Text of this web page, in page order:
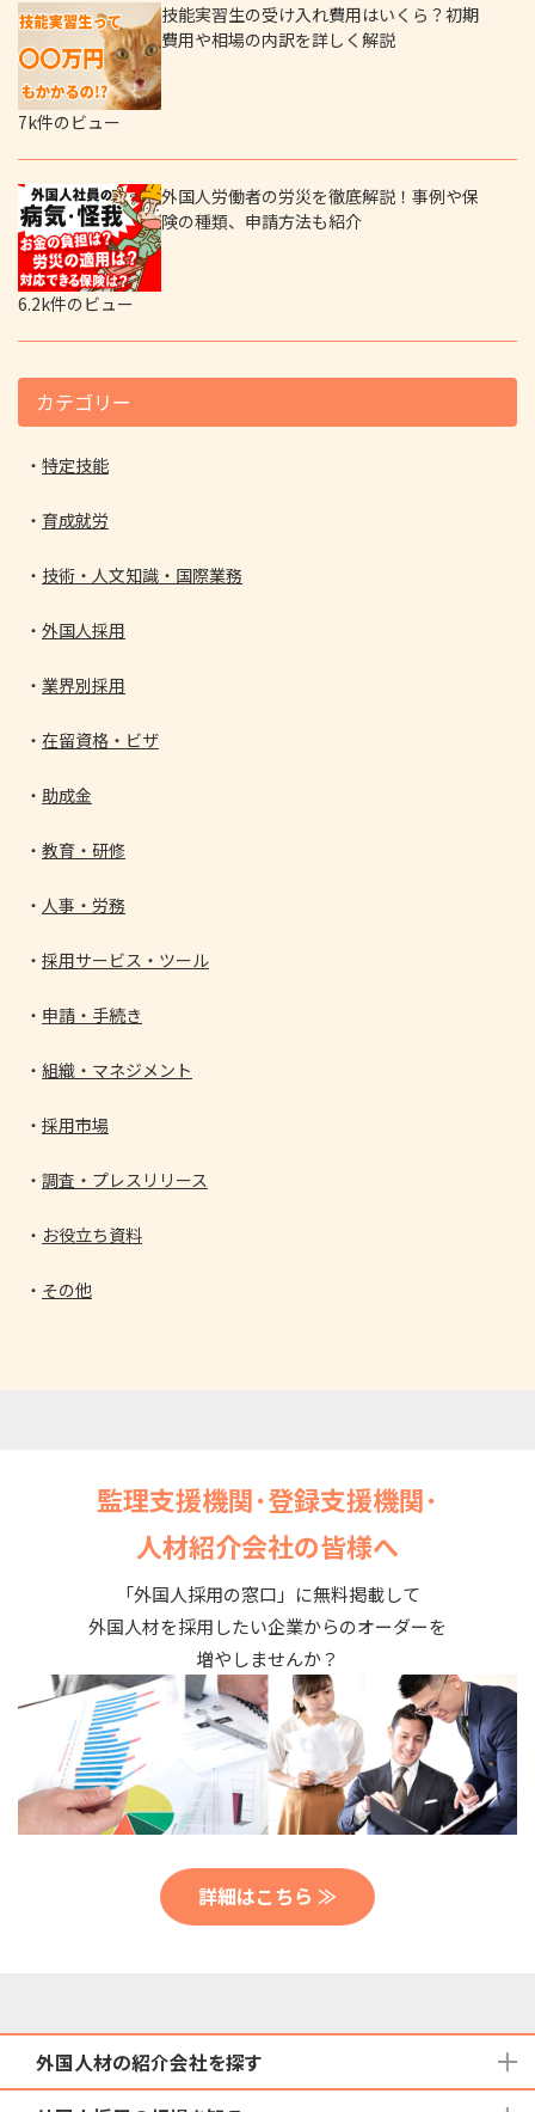
技能実習生の受け入れ費用はいくら？初期
費用や相場の内訳を詳しく解説
7k件のビュー
外国人労働者の労災を徹底解説！事例や保
険の種類、申請方法も紹介
6.2k件のビュー
カテゴリー
特定技能
育成就労
技術・人文知識・国際業務
外国人採用
業界別採用
在留資格・ビザ
助成金
教育・研修
人事・労務
採用サービス・ツール
申請・手続き
組織・マネジメント
採用市場
調査・プレスリリース
お役立ち資料
その他
監理支援機関･登録支援機関･
人材紹介会社の皆様へ
「外国人採用の窓口」に無料掲載して
外国人材を採用したい企業からのオーダーを
増やしませんか？
詳細はこちら ≫
外国人材の紹介会社を探す